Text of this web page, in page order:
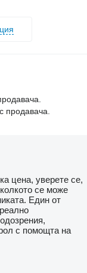
продавача.
цена, уверете се,
се може
Един от
с помощта на